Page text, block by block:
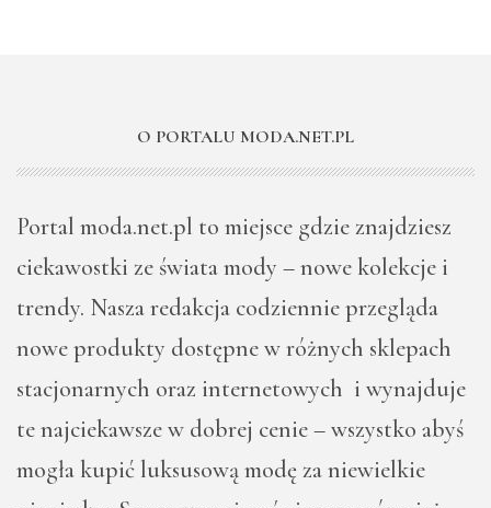
O PORTALU MODA.NET.PL
Portal moda.net.pl to miejsce gdzie znajdziesz
ciekawostki ze świata mody – nowe kolekcje i
trendy. Nasza redakcja codziennie przegląda
nowe produkty dostępne w różnych sklepach
stacjonarnych oraz internetowych i wynajduje
te najciekawsze w dobrej cenie – wszystko abyś
mogła kupić luksusową modę za niewielkie